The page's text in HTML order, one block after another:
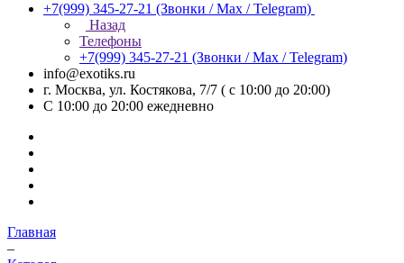
+7(999) 345-27-21 (Звонки / Max / Telegram)
Назад
Телефоны
+7(999) 345-27-21 (Звонки / Max / Telegram)
info@exotiks.ru
г. Москва, ул. Костякова, 7/7 ( с 10:00 до 20:00)
С 10:00 до 20:00 ежедневно
Главная
–